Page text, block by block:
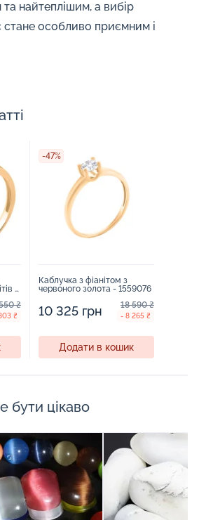
найтеплішим, а вибір
стане особливо приємним і
-
₴
₴
-47%
Каблучка з фіанітом з
червоного золота - 1559076
10 325 грн 18 590 ₴
- 8 265 ₴
Додати в кошик
бути цікаво